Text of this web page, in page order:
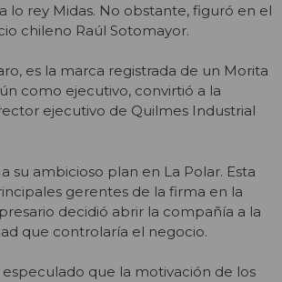
lo rey Midas. No obstante, figuró en el
chileno Raúl Sotomayor.
es la marca registrada de un Morita
como ejecutivo, convirtió a la
ejecutivo de Quilmes Industrial
su ambicioso plan en La Polar. Esta
gerentes de la firma en la
decidió abrir la compañía a la
que controlaría el negocio.
especulado que la motivación de los